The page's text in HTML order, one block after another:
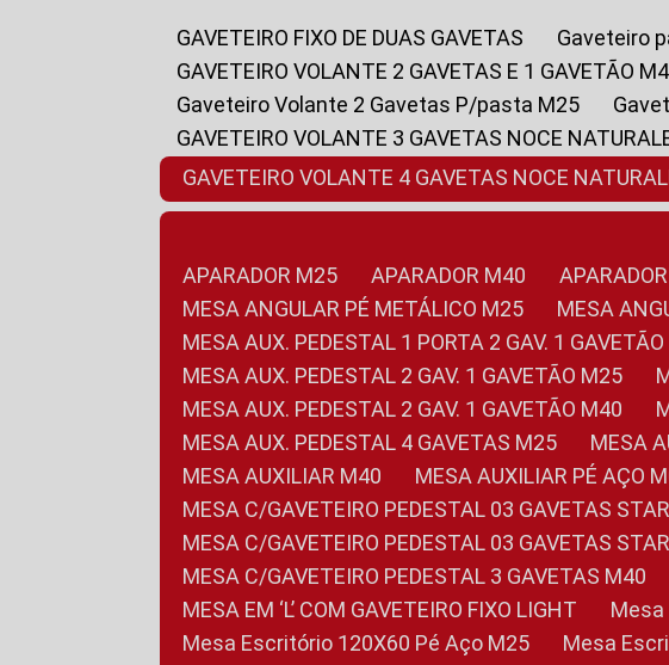
GAVETEIRO FIXO DE DUAS GAVETAS
Gaveteiro
GAVETEIRO VOLANTE 2 GAVETAS E 1 GAVETÃO
Gaveteiro Volante 2 Gavetas P/pasta M25
GAVETEIRO VOLANTE 3 GAVETAS NOCE
GAVETEIRO VOLANTE 4 GAVETAS NOCE
APARADOR M25
APARADOR M40
MESA ANGULAR PÉ METÁLICO M25
MESA
MESA AUX. PEDESTAL 1 PORTA 2 GAV. 1
MESA AUX. PEDESTAL 2 GAV. 1 GAVETÃO M25
MESA AUX. PEDESTAL 2 GAV. 1 GAVETÃO M40
MESA AUX. PEDESTAL 4 GAVETAS M25
MESA
MESA AUXILIAR M40
MESA AUXILIAR PÉ AÇO
MESA C/GAVETEIRO PEDESTAL 03 GAVETAS
MESA C/GAVETEIRO PEDESTAL 03 GAVETAS
MESA C/GAVETEIRO PEDESTAL 3 GAVETAS M40
MESA EM ‘L’ COM GAVETEIRO FIXO LIGHT
Mesa Escritório 120X60 Pé Aço M25
Mesa